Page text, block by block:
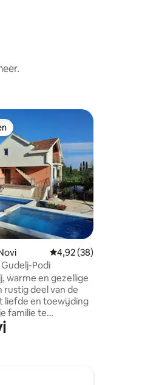
uit 5, 17 recensies
Gemiddelde
4,92 (38)
Gudelj-Podi
warme en gezellige
rustig deel van de
liefde en toewijding
familie te
zo perfect
bieden je een